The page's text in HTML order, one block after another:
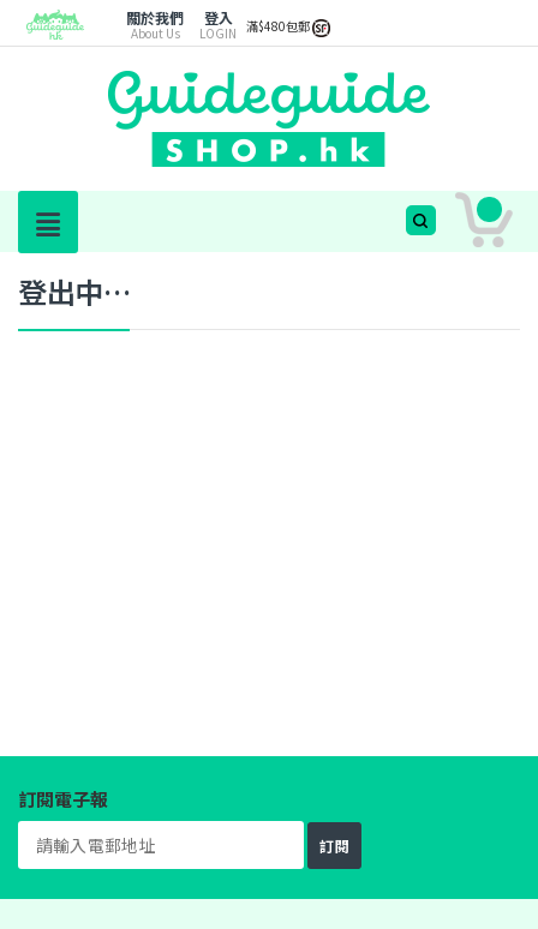
關於我們
About Us
登入
LOGIN 滿$480包郵
登出中…
訂閱電子報
訂閱